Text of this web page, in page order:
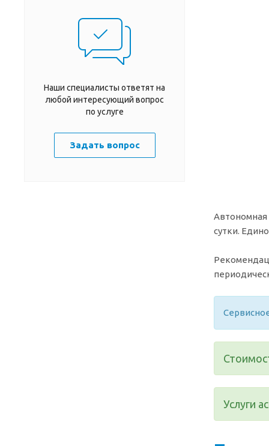
Автономная
сутки.
Услуги
Наши специалисты ответят на
любой интересующий вопрос
по услуге
Задать вопрос